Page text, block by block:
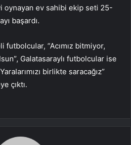
oynayan ev sahibi ekip seti 25-
başardı.
futbolcular, “Acımız bitmiyor,
Galatasaraylı futbolcular ise
birlikte saracağız”
çıktı.